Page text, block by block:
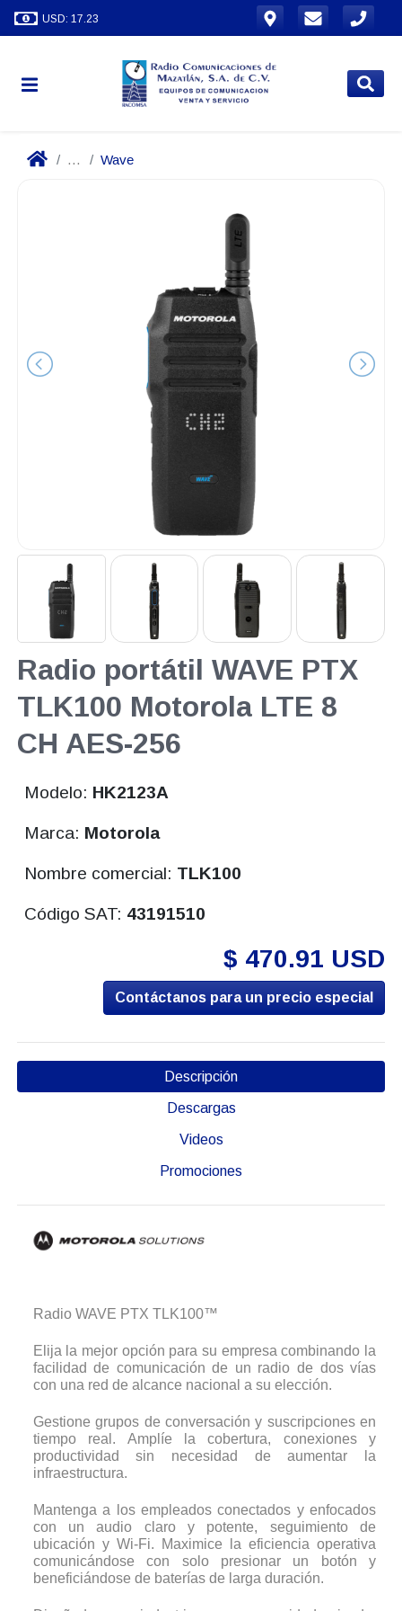
USD: 17.23
... Wave
Radio portátil WAVE PTX
TLK100 Motorola LTE 8
CH AES-256
Modelo: HK2123A
Marca: Motorola
Nombre comercial: TLK100
Código SAT: 43191510
$ 470.91 USD
Contáctanos para un precio especial
Descripción
Descargas
Videos
Promociones
Radio WAVE PTX TLK100™
Elija la mejor opción para su empresa combinando la
facilidad de comunicación de un radio de dos vías
con una red de alcance nacional a su elección.
Gestione grupos de conversación y suscripciones en
tiempo real. Amplíe la cobertura, conexiones y
productividad sin necesidad de aumentar la
infraestructura.
Mantenga a los empleados conectados y enfocados
con un audio claro y potente, seguimiento de
ubicación y Wi-Fi. Maximice la eficiencia operativa
comunicándose con solo presionar un botón y
beneficiándose de baterías de larga duración.